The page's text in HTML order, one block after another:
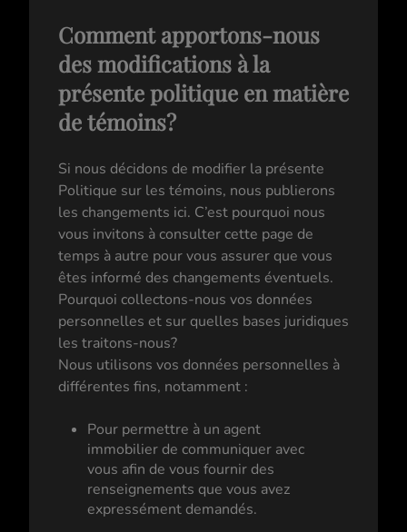
Comment apportons-nous
des modifications à la
présente politique en matière
de témoins?
Si nous décidons de modifier la présente
Politique sur les témoins, nous publierons
les changements ici. C’est pourquoi nous
vous invitons à consulter cette page de
temps à autre pour vous assurer que vous
êtes informé des changements éventuels.
Pourquoi collectons-nous vos données
personnelles et sur quelles bases juridiques
les traitons-nous?
Nous utilisons vos données personnelles à
différentes fins, notamment :
Pour permettre à un agent
immobilier de communiquer avec
vous afin de vous fournir des
renseignements que vous avez
expressément demandés.